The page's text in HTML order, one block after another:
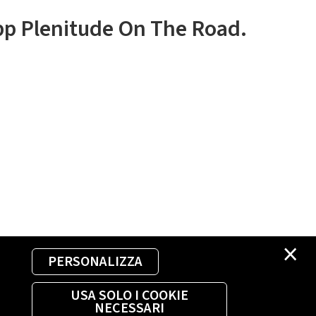
×
PERSONALIZZA
USA SOLO I COOKIE
NECESSARI
Plenitude On The Road.